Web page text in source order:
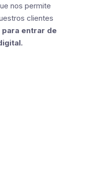
nos permite
clientes
entrar de